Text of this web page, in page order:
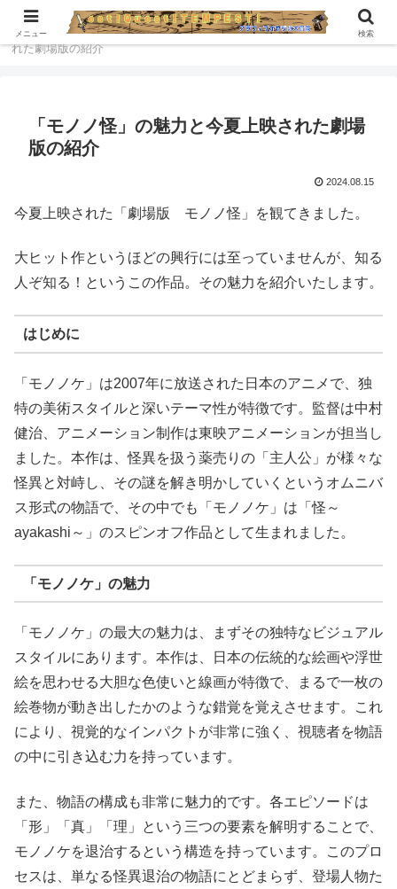
雑談サロン
「モノノ怪」の魅力と今夏上映さ
れた劇場版の紹介
「モノノ怪」の魅力と今夏上映された劇場
版の紹介
2024.08.15
今夏上映された「劇場版 モノノ怪」を観てきました。
大ヒット作というほどの興行には至っていませんが、知る
人ぞ知る！というこの作品。その魅力を紹介いたします。
はじめに
「モノノケ」は2007年に放送された日本のアニメで、独
特の美術スタイルと深いテーマ性が特徴です。監督は中村
健治、アニメーション制作は東映アニメーションが担当し
ました。本作は、怪異を扱う薬売りの「主人公」が様々な
怪異と対峙し、その謎を解き明かしていくというオムニバ
ス形式の物語で、その中でも「モノノケ」は「怪～
ayakashi～」のスピンオフ作品として生まれました。
「モノノケ」の魅力
「モノノケ」の最大の魅力は、まずその独特なビジュアル
スタイルにあります。本作は、日本の伝統的な絵画や浮世
絵を思わせる大胆な色使いと線画が特徴で、まるで一枚の
絵巻物が動き出したかのような錯覚を覚えさせます。これ
により、視覚的なインパクトが非常に強く、視聴者を物語
の中に引き込む力を持っています。
また、物語の構成も非常に魅力的です。各エピソードは
「形」「真」「理」という三つの要素を解明することで、
モノノケを退治するという構造を持っています。このプロ
セスは、単なる怪異退治の物語にとどまらず、登場人物た
メニュー 検索